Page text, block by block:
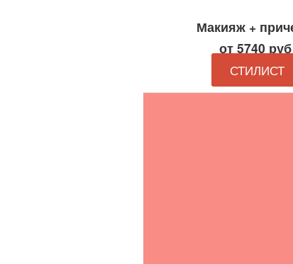
Макияж +
от 5740 руб
СТИЛИСТ